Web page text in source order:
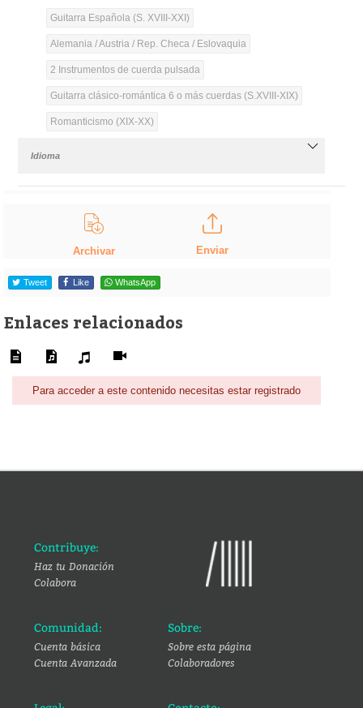
Guitarra Española (S. XVIII-XXI)
Alemania / Austria / Rep. Checa / Eslovaquia
2 Instrumentos de cuerda pulsada
Guitarra clásico-romántica 6 o más cuerdas (S.XVIII-XIX)
Romanticismo (XIX-XX)
Idioma
Archivar Enviar
Tweet Like WhatsApp
Enlaces relacionados
Para acceder a este contenido necesitas estar registrado
Contribuye:
Haz tu Donación
Colabora
Comunidad:
Cuenta básica
Cuenta Avanzada
Sobre:
Sobre esta página
Colaboradores